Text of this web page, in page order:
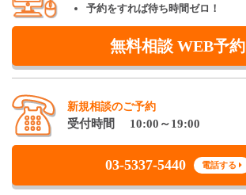
予約をすれば待ち時間ゼロ！
無料相談 WEB予約
新規相談のご予約
受付時間 10:00～19:00
03-5337-5440 電話する